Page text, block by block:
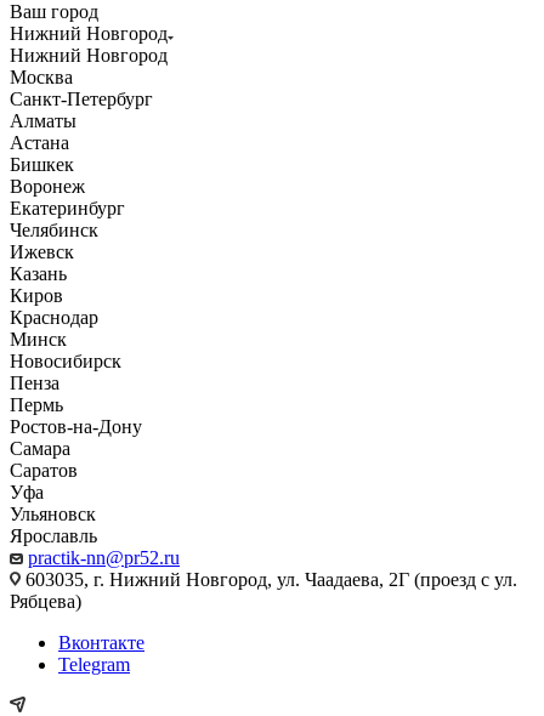
Ваш город
Нижний Новгород
Нижний Новгород
Москва
Санкт-Петербург
Алматы
Астана
Бишкек
Воронеж
Екатеринбург
Челябинск
Ижевск
Казань
Киров
Краснодар
Минск
Новосибирск
Пенза
Пермь
Ростов-на-Дону
Самара
Саратов
Уфа
Ульяновск
Ярославль
practik-nn@pr52.ru
603035, г. Нижний Новгород, ул. Чаадаева, 2Г (проезд с ул.
Рябцева)
Вконтакте
Telegram